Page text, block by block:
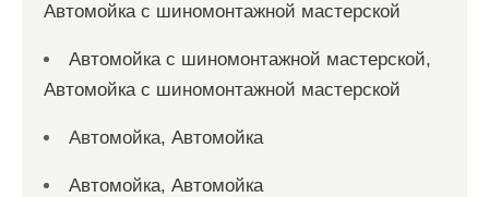
Автомойка с шиномонтажной мастерской
Автомойка с шиномонтажной мастерской,
Автомойка с шиномонтажной мастерской
Автомойка, Автомойка
Автомойка, Автомойка